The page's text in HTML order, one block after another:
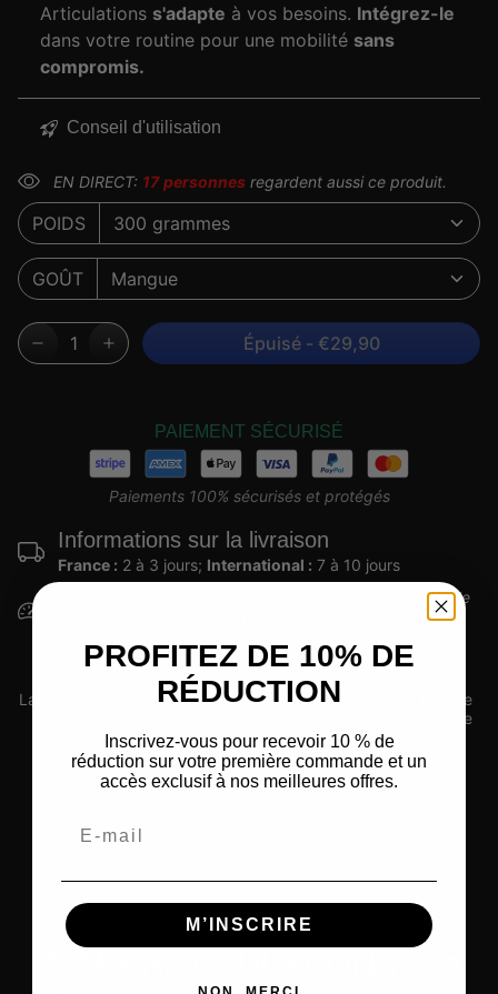
Articulations s'adapte à vos besoins. Intégrez-le
dans votre routine pour une mobilité sans
compromis.
Conseil d'utilisation
EN DIRECT: 17 personnes regardent aussi ce produit.
POIDS
GOÛT
Épuisé - €29,90
PAIEMENT SÉCURISÉ
Paiements 100% sécurisés et protégés
Informations sur la livraison
France : 2 à 3 jours; International : 7 à 10 jours
Commandez maintenant pour recevoir votre colis entre le
Labels Prestigieux
Supérieure
+6'785 Clients
Livraison Rapide
avec Numéro de
100% Efficace !
PROPOSITION DE VALEUR UNIQUE
PROFITEZ DE 10% DE
RÉDUCTION
Inscrivez-vous pour recevoir 10 % de
réduction sur votre première commande et un
accès exclusif à nos meilleures offres.
M’INSCRIRE